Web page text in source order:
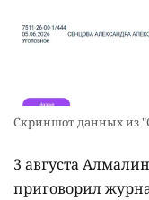
Скриншот данных из
3 августа
приговорил